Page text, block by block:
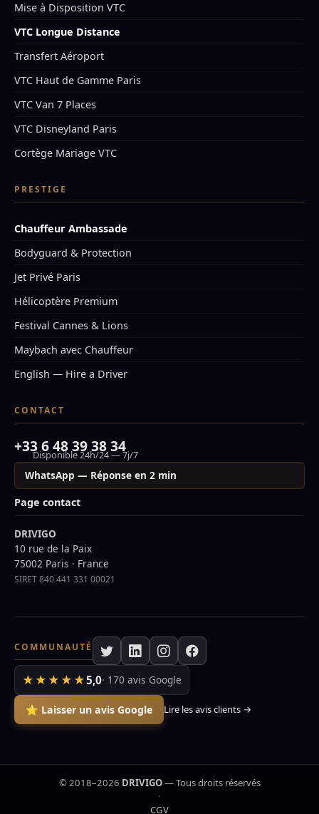
Mise à Disposition VTC
VTC Longue Distance
Transfert Aéroport
VTC Haut de Gamme Paris
VTC Van 7 Places
VTC Disneyland Paris
Cortège Mariage VTC
PRESTIGE
Chauffeur Ambassade
Bodyguard & Protection
Jet Privé Paris
Hélicoptère Premium
Festival Cannes & Lions
Maybach avec Chauffeur
English — Hire a Driver
CONTACT
+33 6 48 39 38 34
Disponible 24h/24 — 7j/7
WhatsApp — Réponse en 2 min
Page contact
DRIVIGO
10 rue de la Paix
75002 Paris · France
SIRET 840 441 331 00021
COMMUNAUTÉ
★★★★★5,0· 170 avis Google
⭐ Laisser un avis Google Lire les avis clients →
© 2018–2026 DRIVIGO— Tous droits réservés
·
CGV